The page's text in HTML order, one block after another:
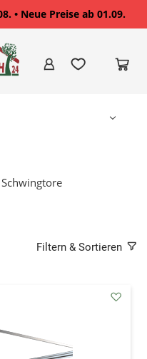
• Neue Preise ab 01.09.
Schwingtore
Filtern & Sortieren